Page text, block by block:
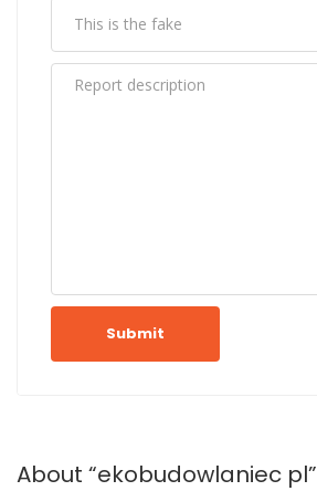
Submit
About “ekobudowlaniec pl”